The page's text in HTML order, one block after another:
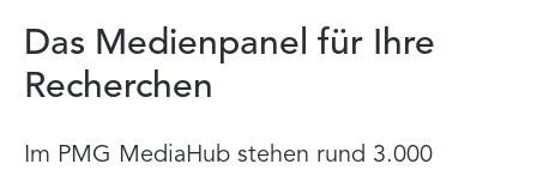
Das Medienpanel für Ihre
Recherchen
Im PMG MediaHub stehen rund 3.000